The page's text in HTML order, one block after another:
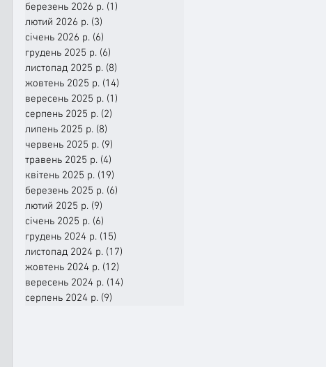
березень 2026 р. (1)
лютий 2026 р. (3)
січень 2026 р. (6)
грудень 2025 р. (6)
листопад 2025 р. (8)
жовтень 2025 р. (14)
вересень 2025 р. (1)
серпень 2025 р. (2)
липень 2025 р. (8)
червень 2025 р. (9)
травень 2025 р. (4)
квітень 2025 р. (19)
березень 2025 р. (6)
лютий 2025 р. (9)
січень 2025 р. (6)
грудень 2024 р. (15)
листопад 2024 р. (17)
жовтень 2024 р. (12)
вересень 2024 р. (14)
серпень 2024 р. (9)